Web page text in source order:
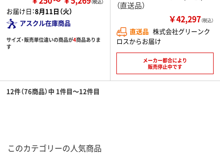
お届け日：8月11日（火）
アスクル在庫商品
サイズ・販売単位違いの商品が4商品ありま
す
（直送品）
￥42,297（税込）
直送品 株式会社グリーンク
ロスからお届け
メーカー都合により
販売停止中です
12件（76商品）中 1件目～12件目
このカテゴリーの人気商品